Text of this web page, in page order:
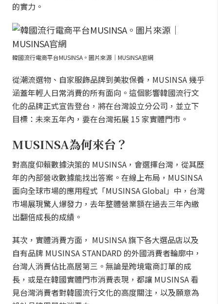
的實力。
韓國流行電商平台MUSINSA。圖片來源｜MUSINSA官網
從潮流選物、自家服飾品牌到美妝保養，MUSINSA 幾乎
涵蓋年輕人日常消費的所有面向。這個影響韓國流行文
化的品牌正式宣告登台，將在台灣設立分公司，並立下
目標：未來五年內，要在台灣拓展 15 家實體門市。
MUSINSA為何來台？
對高度仰賴數據決策的 MUSINSA，會選擇台灣，從其歷
年的內部營收數據能找出答案。在線上布局，MUSINSA
面向全球市場的應用程式「MUSINSA Global」中，台灣
市場展現驚人爆發力，去年整體營業額在過去三年內繳
出翻倍成長的成績。
其次，實體消費方面， MUSINSA 旗下各大選品店以及
自有品牌 MUSINSA STANDARD 的外國消費者輪廓中，
台灣人消費佔比高居第三。無論是跨境電商訂單的成
長，或是在韓國實體門市消費表現，都讓 MUSINSA 看
見台灣消費者對韓國流行文化的高度關注，以及願意為